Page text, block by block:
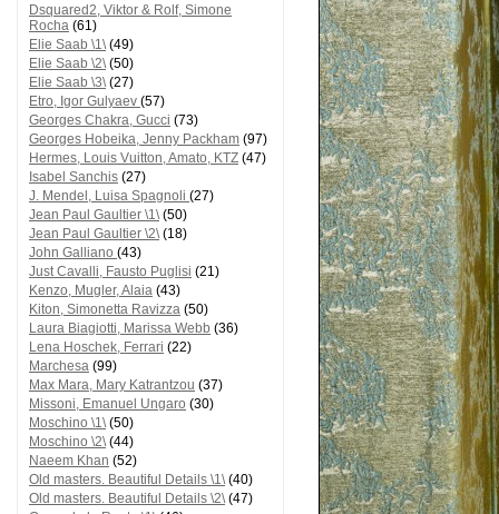
Dsquared2, Viktor & Rolf, Simone
Rocha (61)
Elie Saab \1\(49)
Elie Saab \2\(50)
Elie Saab \3\(27)
Etro, Igor Gulyaev (57)
Georges Chakra, Gucci (73)
Georges Hobeika, Jenny Packham (97)
Hermes, Louis Vuitton, Amato, KTZ (47)
Isabel Sanchis (27)
J. Mendel, Luisa Spagnoli (27)
Jean Paul Gaultier \1\(50)
Jean Paul Gaultier \2\(18)
John Galliano (43)
Just Cavalli, Fausto Puglisi (21)
Kenzo, Mugler, Alaia (43)
Kiton, Simonetta Ravizza (50)
Laura Biagiotti, Marissa Webb (36)
Lena Hoschek, Ferrari (22)
Marchesa (99)
Max Mara, Mary Katrantzou (37)
Missoni, Emanuel Ungaro (30)
Moschino \1\(50)
Moschino \2\(44)
Naeem Khan (52)
Old masters. Beautiful Details \1\(40)
Old masters. Beautiful Details \2\(47)